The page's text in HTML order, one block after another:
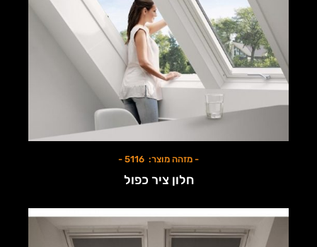
- מזהה מוצר: 5116 -
חלון ציר כפול